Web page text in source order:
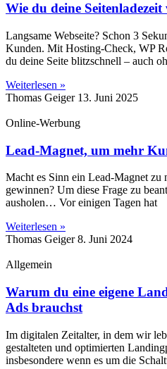
Wie du deine Seitenladezeit
Langsame Webseite? Schon 3
Kunden. Mit Hosting-Check, WP
du deine Seite blitzschnell – auch
Weiterlesen »
Thomas Geiger 13. Juni 2025
Online-Werbung
Lead-Magnet, um mehr
Macht es Sinn ein Lead-Magnet zu
gewinnen? Um diese Frage zu
ausholen… Vor einigen Tagen hat
Weiterlesen »
Thomas Geiger8. Juni 2024
Allgemein
Warum du eine eigene
Ads brauchst
Im digitalen Zeitalter, in dem wir
gestalteten und optimierten
insbesondere wenn es um die